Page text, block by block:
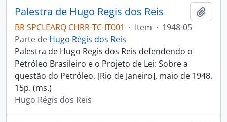
Palestra de Hugo Regis dos Reis
BR SPCLEARQ CHRR-TC-IT001 · Item · 1948-05
Parte de Hugo Régis dos Reis
Palestra de Hugo Regis dos Reis defendendo o
Petróleo Brasileiro e o Projeto de Lei: Sobre a
questão do Petróleo. [Rio de Janeiro], maio de 1948.
15p. (ms.)
Hugo Régis dos Reis